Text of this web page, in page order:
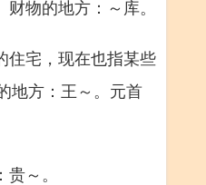
物的地方：～库。
住宅，现在也指某些
地方：王～。元首
～。